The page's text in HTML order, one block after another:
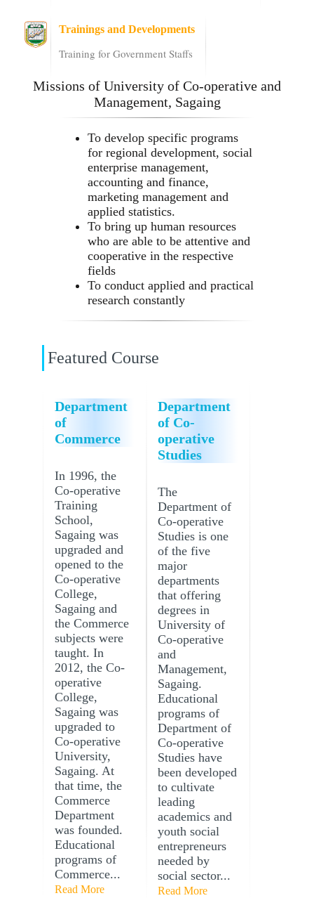
Trainings and Developments
Training for Government Staffs
Missions of University of Co-operative and
Management, Sagaing
To develop specific programs
for regional development, social
enterprise management,
accounting and finance,
marketing management and
applied statistics.
To bring up human resources
who are able to be attentive and
cooperative in the respective
fields
To conduct applied and practical
research constantly
Featured Course
Department
of
Commerce
In 1996, the
Co-operative
Training
School,
Sagaing was
upgraded and
opened to the
Co-operative
College,
Sagaing and
the Commerce
subjects were
taught. In
2012, the Co-
operative
College,
Sagaing was
upgraded to
Co-operative
University,
Sagaing. At
that time, the
Commerce
Department
was founded.
Educational
programs of
Commerce...
Read More
Department
of Co-
operative
Studies
The
Department of
Co-operative
Studies is one
of the five
major
departments
that offering
degrees in
University of
Co-operative
and
Management,
Sagaing.
Educational
programs of
Department of
Co-operative
Studies have
been developed
to cultivate
leading
academics and
youth social
entrepreneurs
needed by
social sector...
Read More